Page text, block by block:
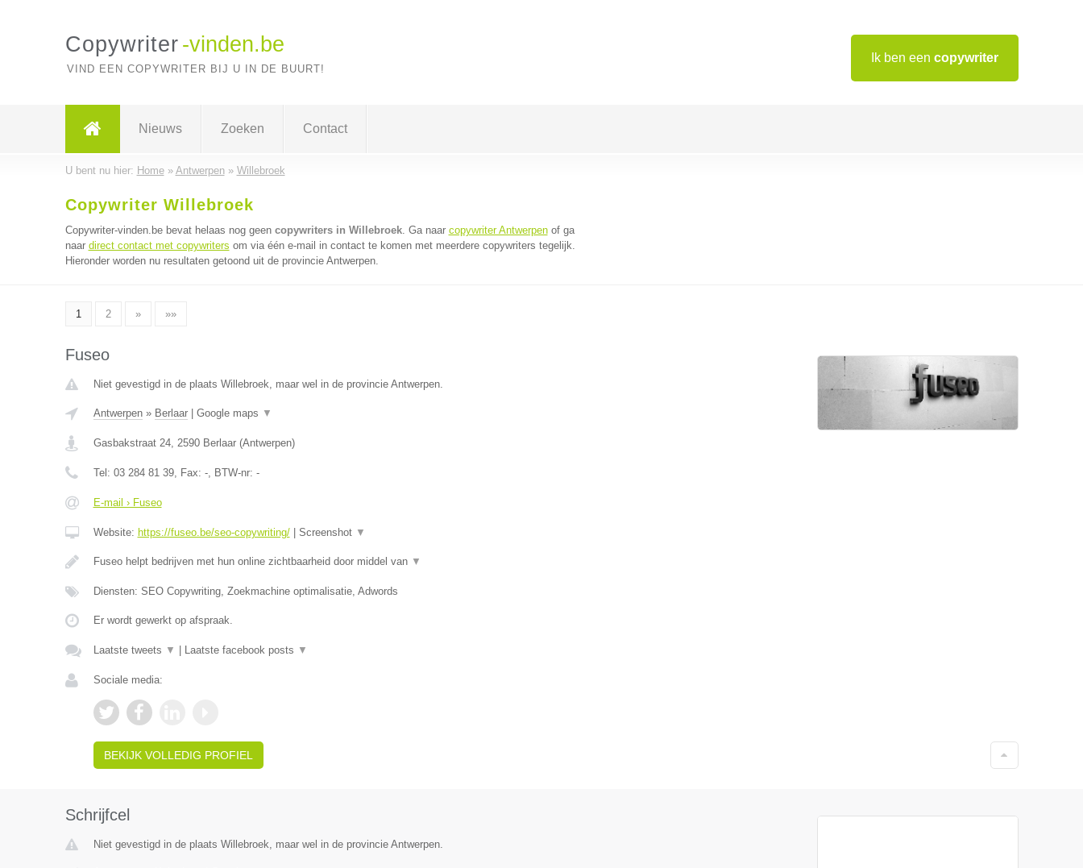
Ik ben een copywriter
Copywriter -vinden.be
VIND EEN COPYWRITER BIJ U IN DE BUURT!
Nieuws Zoeken Contact
U bent nu hier: Home» Antwerpen» Willebroek
Copywriter Willebroek
Copywriter-vinden.be bevat helaas nog geen copywriters in Willebroek. Ga naar copywriter Antwerpenof ga
naar direct contact met copywriters om via één e-mail in contact te komen met meerdere copywriters tegelijk.
Hieronder worden nu resultaten getoond uit de provincie Antwerpen.
1 2 » »»
Fuseo
Niet gevestigd in de plaats Willebroek, maar wel in de provincie Antwerpen.
Antwerpen» Berlaar| Google maps ▼
Gasbakstraat 24, 2590 Berlaar(Antwerpen)
Tel: 03 284 81 39, Fax: -, BTW-nr: -
E-mail › Fuseo
Website: https://fuseo.be/seo-copywriting/| Screenshot ▼
Fuseo helpt bedrijven met hun online zichtbaarheid door middel van ▼
Diensten: SEO Copywriting, Zoekmachine optimalisatie, Adwords
Er wordt gewerkt op afspraak.
Laatste tweets ▼ Laatste facebook posts ▼
Sociale media:
BEKIJK VOLLEDIG PROFIEL
Schrijfcel
Niet gevestigd in de plaats Willebroek, maar wel in de provincie Antwerpen.